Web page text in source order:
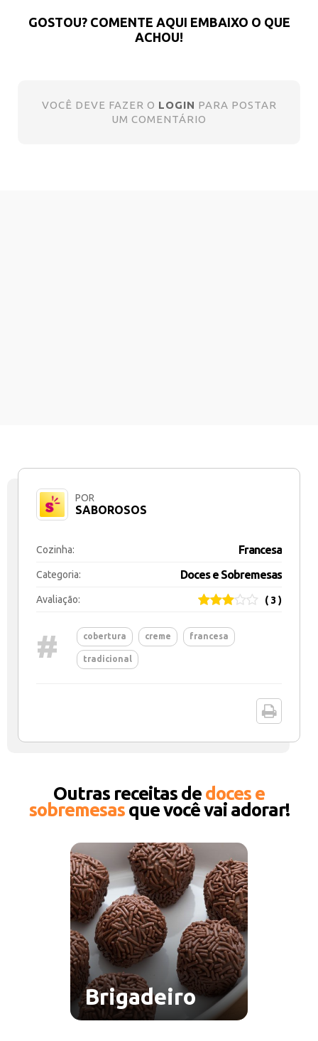
GOSTOU? COMENTE AQUI EMBAIXO O QUE
ACHOU!
VOCÊ DEVE FAZER O LOGIN PARA POSTAR
UM COMENTÁRIO
POR
SABOROSOS
Cozinha: Francesa
Categoria: Doces e Sobremesas
Avaliação: ( 3 )
# cobertura creme francesa
tradicional
Outras receitas de doces e
sobremesasque você vai adorar!
Brigadeiro